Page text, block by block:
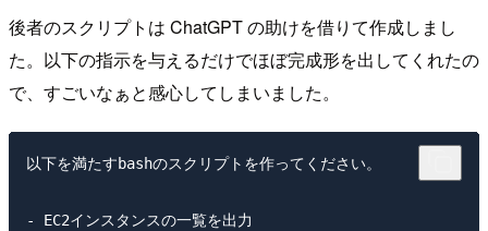
後者のスクリプトは ChatGPT の助けを借りて作成しまし
た。以下の指示を与えるだけでほぼ完成形を出してくれたの
で、すごいなぁと感心してしまいました。
以下を満たすbashのスクリプトを作ってください。
- EC2インスタンスの一覧を出力